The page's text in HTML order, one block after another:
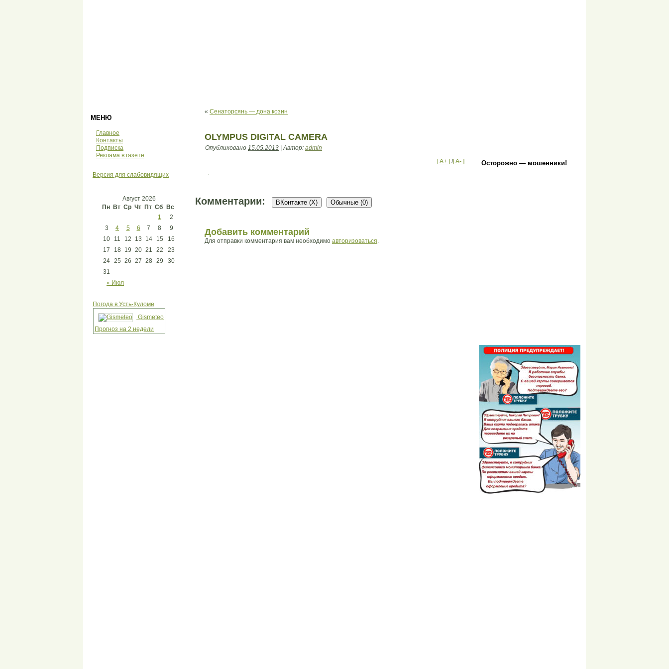
МЕНЮ
Главное
Контакты
Подписка
Реклама в газете
Версия для слабовидящих
Август 2026
Пн Вт Ср Чт Пт Сб Вс
« Июл
1
2
3
4 5 6 7 8
9
10
11 12 13 14 15
16
17
18 19 20 21 22
23
24 25 26 27 28 29
30
31
Погода в Усть-Куломе
Gismeteo
Прогноз на 2 недели
« Сенаторсянь — дона козин
OLYMPUS DIGITAL CAMERA
Опубликовано 15.05.2013 |Автор: admin
[ A+ ] /[ A- ]
Комментарии: ВКонтакте (X) Обычные (0)
Добавить комментарий
Для отправки комментария вам необходимо авторизоваться.
Осторожно — мошенники!